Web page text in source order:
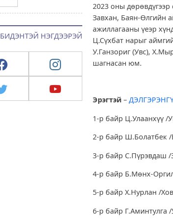
БИДЭНТЭЙ НЭГДЭЭРЭЙ
2023 оны
Завхан, Баян-Өлгийн
ажиллагааны үеэр
Ц.Сүхбат нарыг
У.Ганзориг (Увс),
шагнасан юм.
Эрэгтэй –
1-р байр Ц.Улаанхүү /
2-р байр Ш.Болатбек
3-р байр С.Пүрэвдаш /
4-р байр Б.Мөнх-
5-р байр Х.Нурлан /
6-р байр Г.Аминтулга